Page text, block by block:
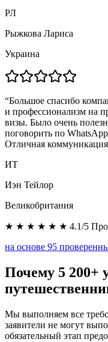
РЛ
Рыжкова Лариса
Украина
“Большое спасибо
и профессионализм на
визы. Было очень
поговорить по
Отличная
ИТ
Иэн Тейлор
Великобритания
★ ★ ★ ★ ★ ★ 4.1/5
на основе 95
Почему 5 200+
Мы выполняем все
заявители не могут
обязательный этап